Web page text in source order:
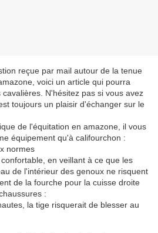
reçue par mail autour de la tenue
voici un article qui pourra
N'hésitez pas si vous avez
toujours un plaisir d'échanger sur le
de l'équitation en amazone, il vous
équipement qu'à califourchon :
normes
en veillant à ce que les
de l'intérieur des genoux ne risquent
de la fourche pour la cuisse droite
:
la tige risquerait de blesser au